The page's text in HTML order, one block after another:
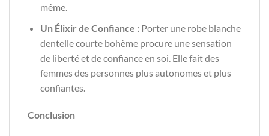
même.
Un Élixir de Confiance :Porter une robe blanche
dentelle courte bohème procure une sensation
de liberté et de confiance en soi. Elle fait des
femmes des personnes plus autonomes et plus
confiantes.
Conclusion